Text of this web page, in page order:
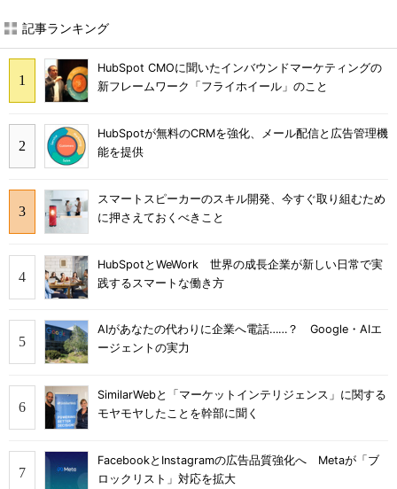
記事ランキング
HubSpot CMOに聞いたインバウンドマーケティングの
新フレームワーク「フライホイール」のこと
HubSpotが無料のCRMを強化、メール配信と広告管理機
能を提供
スマートスピーカーのスキル開発、今すぐ取り組むため
に押さえておくべきこと
HubSpotとWeWork 世界の成長企業が新しい日常で実
践するスマートな働き方
AIがあなたの代わりに企業へ電話……？ Google・AIエ
ージェントの実力
SimilarWebと「マーケットインテリジェンス」に関する
モヤモヤしたことを幹部に聞く
FacebookとInstagramの広告品質強化へ Metaが「ブ
ロックリスト」対応を拡大